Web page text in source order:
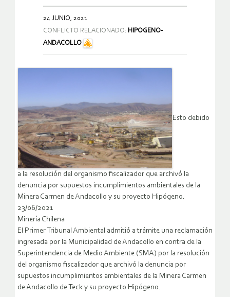
24 JUNIO, 2021
CONFLICTO RELACIONADO: HIPOGENO-
ANDACOLLO
Esto debido
a la resolución del organismo fiscalizador que archivó la
denuncia por supuestos incumplimientos ambientales de la
Minera Carmen de Andacollo y su proyecto Hipógeno.
23/06/2021
Minería Chilena
El Primer Tribunal Ambiental admitió a trámite una reclamación
ingresada por la Municipalidad de Andacollo en contra de la
Superintendencia de Medio Ambiente (SMA) por la resolución
del organismo fiscalizador que archivó la denuncia por
supuestos incumplimientos ambientales de la Minera Carmen
de Andacollo de Teck y su proyecto Hipógeno.